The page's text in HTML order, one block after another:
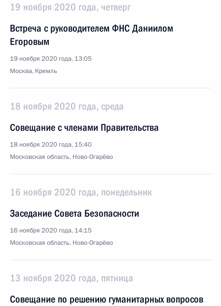
19 ноября 2020 года, четверг
Встреча с руководителем ФНС Даниилом
Егоровым
19 ноября 2020 года, 13:05
Москва, Кремль
18 ноября 2020 года, среда
Совещание с членами Правительства
18 ноября 2020 года, 15:40
Московская область, Ново-Огарёво
16 ноября 2020 года, понедельник
Заседание Совета Безопасности
16 ноября 2020 года, 14:15
Московская область, Ново-Огарёво
13 ноября 2020 года, пятница
Совещание по решению гуманитарных вопросов